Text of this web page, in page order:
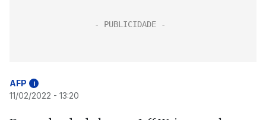
AFP i
11/02/2022 - 13:20